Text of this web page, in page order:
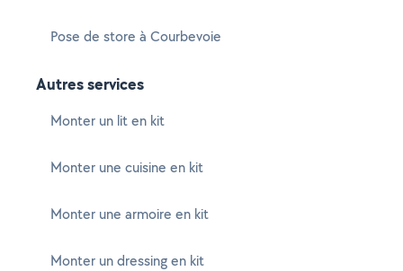
Pose de store à Courbevoie
Autres services
Monter un lit en kit
Monter une cuisine en kit
Monter une armoire en kit
Monter un dressing en kit